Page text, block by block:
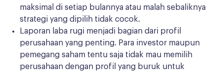
maksimal di setiap bulannya atau malah sebaliknya
strategi yang dipilih tidak cocok.
Laporan laba rugi menjadi bagian dari profil
perusahaan yang penting. Para investor maupun
pemegang saham tentu saja tidak mau memilih
perusahaan dengan profil yang buruk untuk